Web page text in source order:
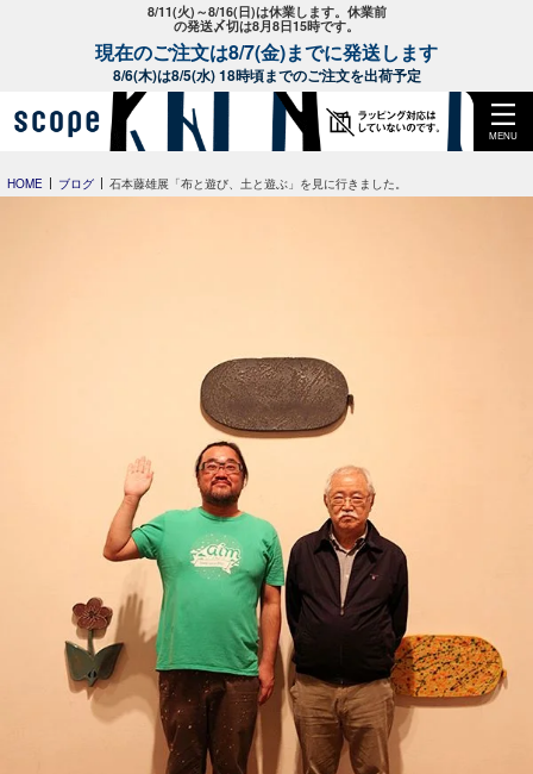
8/11(火)～8/16(日)は休業します。休業前
の発送〆切は8月8日15時です。
現在のご注文は8/7(金)までに発送します
8/6(木)は8/5(水) 18時頃までのご注文を出荷予定
MENU
HOME ブログ 石本藤雄展「布と遊び、土と遊ぶ」を見に行きました。